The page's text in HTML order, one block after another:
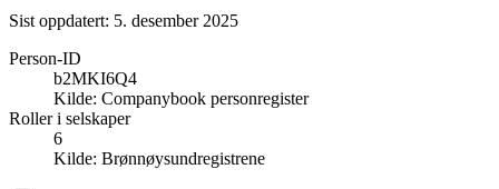
Sist oppdatert: 5. desember 2025
Person-ID
b2MKI6Q4
Kilde: Companybook personregister
Roller i selskaper
6
Kilde: Brønnøysundregistrene